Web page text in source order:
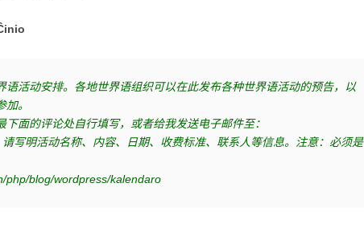
语活动安排。各地世界语组织可以在此发布各种世界语活动的预告，以
。
下面的评论处自行填写，或者给我发送电子邮件至：
写明活动名称、内容、日期、收费标准、联系人等信息。注意：必须是
php/blog/wordpress/kalendaro